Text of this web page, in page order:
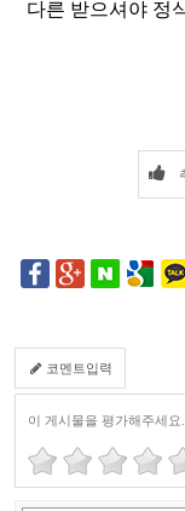
다른 받으셔야 정
코멘트입력
이 게시물을 평가해주세요.